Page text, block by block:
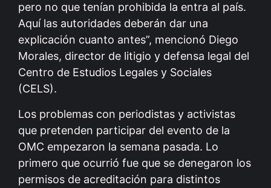
pero no que tenían prohibida la entra al país.
Aquí las autoridades deberán dar una
explicación cuanto antes”, mencionó Diego
Morales, director de litigio y defensa legal del
Centro de Estudios Legales y Sociales
(CELS).
Los problemas con periodistas y activistas
que pretenden participar del evento de la
OMC empezaron la semana pasada. Lo
primero que ocurrió fue que se denegaron los
permisos de acreditación para distintos